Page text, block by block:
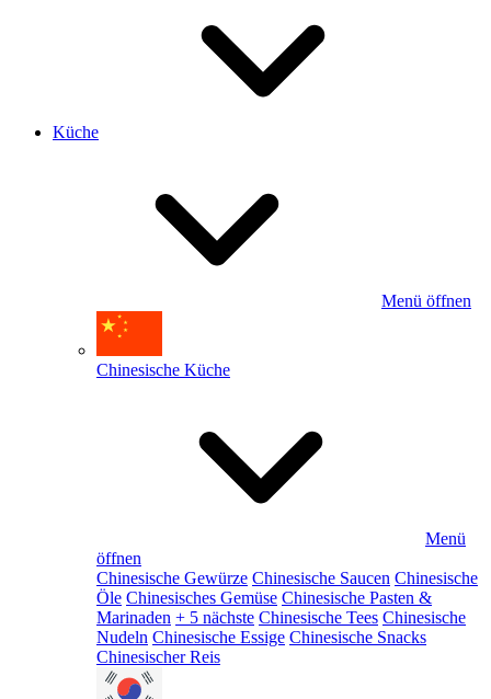
Küche
Menü öffnen
Chinesische Küche
Menü
öffnen
Chinesische Gewürze Chinesische Saucen Chinesische
Öle Chinesisches Gemüse Chinesische Pasten &
Marinaden + 5 nächste Chinesische Tees Chinesische
Nudeln Chinesische Essige Chinesische Snacks
Chinesischer Reis